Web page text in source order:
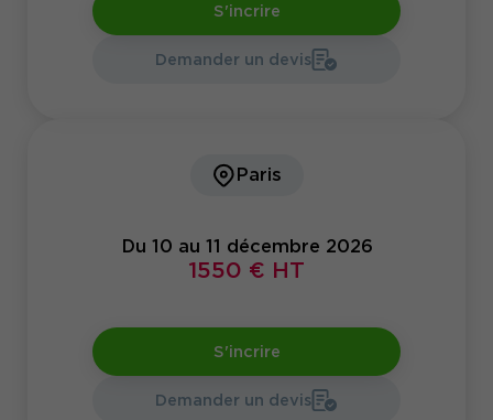
S'incrire
Demander un devis
Paris
Du 10 au 11 décembre 2026
1550 € HT
S'incrire
Demander un devis